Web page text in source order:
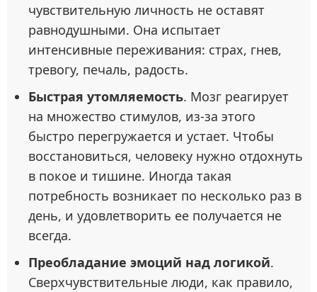
чувствительную личность не оставят
равнодушными. Она испытает
интенсивные переживания: страх, гнев,
тревогу, печаль, радость.
Быстрая утомляемость. Мозг реагирует
на множество стимулов, из-за этого
быстро перегружается и устает. Чтобы
восстановиться, человеку нужно отдохнуть
в покое и тишине. Иногда такая
потребность возникает по несколько раз в
день, и удовлетворить ее получается не
всегда.
Преобладание эмоций над логикой.
Сверхчувствительные люди, как правило,